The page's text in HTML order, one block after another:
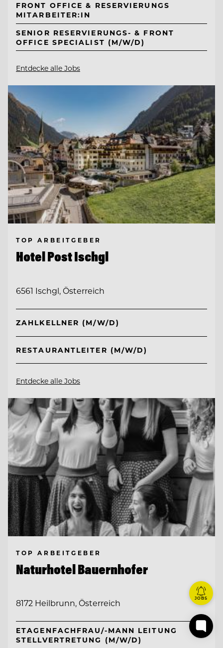
FRONT OFFICE & RESERVIERUNGS
MITARBEITER:IN
SENIOR RESERVIERUNGS- & FRONT
OFFICE SPECIALIST (M/W/D)
Entdecke alle Jobs
TOP ARBEITGEBER
Hotel Post Ischgl
6561 Ischgl, Österreich
ZAHLKELLNER (M/W/D)
RESTAURANTLEITER (M/W/D)
Entdecke alle Jobs
TOP ARBEITGEBER
Naturhotel Bauernhofer
8172 Heilbrunn, Österreich
ETAGENFACHFRAU/-MANN LEITUNG
STELLVERTRETUNG (M/W/D)
JOBS